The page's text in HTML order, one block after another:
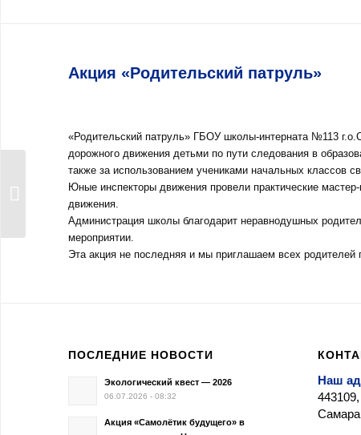
Акция «Родительский патруль»
«Родительский патруль» ГБОУ школы-интерната №113
дорожного движения детьми по пути следования в
также за использованием учениками начальных классов
Юные инспекторы движения провели практические
движения.
Администрация школы благодарит неравнодушных
мероприятии.
Эта акция не последняя и мы приглашаем всех родителей
ПОСЛЕДНИЕ НОВОСТИ
Экологический квест — 2026
06.07.2026 - 08:32
Акция «Самолётик будущего» в
Наш
День окончания
Второй мировой войны